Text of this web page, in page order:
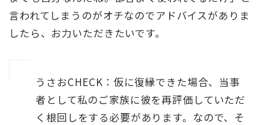
言われてしまうのがオチなのでアドバイスがありま
したら、お力いただきたいです。
うさおCHECK：仮に復縁できた場合、当事
者として私のご家族に彼を再評価していただ
く根回しをする必要があります。なので、そ